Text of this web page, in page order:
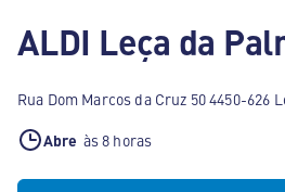
Rua Dom Marcos da Cruz 50 4450-626
Abre às 8 horas